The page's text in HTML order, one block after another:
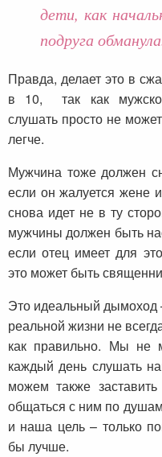
дети, как
подруга
Правда, делает это в
в 10, так как
слушать просто не
легче.
Мужчина тоже должен
если он жалуется жене
снова идет не в ту
мужчины должен быть
если отец имеет для
это может быть
Это идеальный дымоход
реальной жизни не
как правильно. Мы не
каждый день слушать
можем также
общаться с ним по
и наша цель – только
бы лучше.